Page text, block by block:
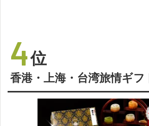
4位
香港・上海・台湾旅情ギフ